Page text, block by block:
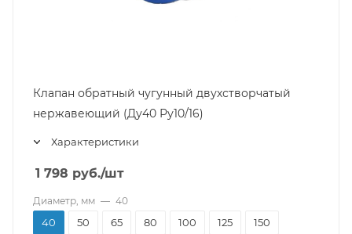
Клапан обратный чугунный двухстворчатый
нержавеющий (Ду40 Ру10/16)
Характеристики
1 798 руб./шт
Диаметр, мм — 40
40 50 65 80 100 125 150